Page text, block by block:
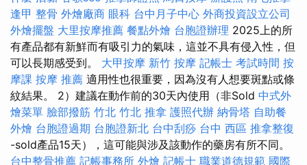
逢甲 整骨 外燴廠商 眼科 台中月子中心 外商投資設立公司
外燴擺盤 大里按摩推薦 餐點外燴 台胞證辦理 2025上的所
有產品都有新鮮而有吸引力的氣味，這並不具有侵入性，但
可以長期感受到。 大甲按摩 新竹 按摩 記帳士 考試時間 按
摩課 按摩 推薦 適用性也很重要，因為沒有人想要斑點或條
紋結果。 2）建議在動作前的30天內使用（非Sold 中式外
燴菜單 臉部撥筋 竹北 竹北 推拿 護照代辦 納骨塔 自助餐
外燴 台胞證過期 台胞證新北 台中刮痧 台中 西區 推拿整復
-sold產品15天），這可能與涉及該動作的藥房有所不同。
台中整骨推薦 記帳事務所 外燴 記帳士 職業道德規範 國際